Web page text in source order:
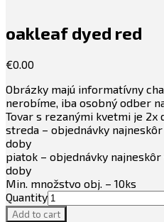
oakleaf dyed red
€0.00
Obrázky majú informatívny
nerobíme, iba osobný odber
Tovar s rezanými kvetmi je 2x
streda – objednávky
doby
piatok – objednávky
doby
Min. množstvo obj. – 10ks
Quantity
Add to cart